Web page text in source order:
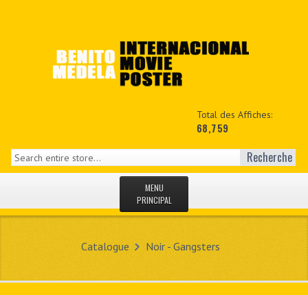
Total des Affiches:
68,759
Recherche
MENU
PRINCIPAL
MON COPTE
Catalogue Noir - Gangsters